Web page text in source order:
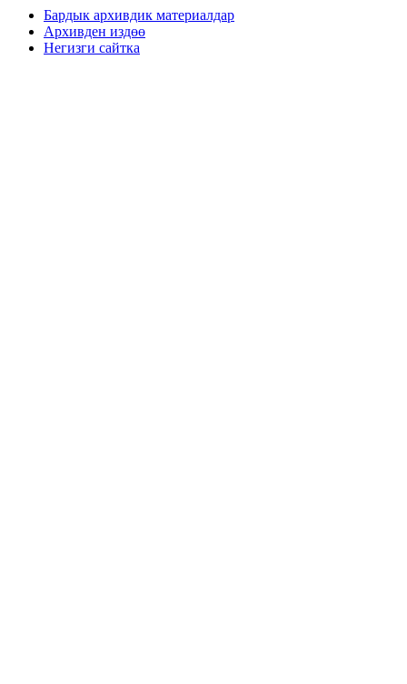
Бардык архивдик материалдар
Архивден издөө
Негизги сайтка